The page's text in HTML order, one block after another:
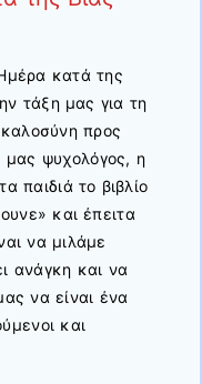
κατά της
τάξη μας για τη
προς
μας ψυχολόγος, η
παιδιά το βιβλίο
και έπειτα
να μιλάμε
ανάγκη και να
να είναι ένα
και